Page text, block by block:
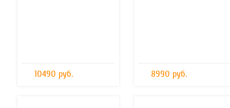
10490 руб. 8990 руб.